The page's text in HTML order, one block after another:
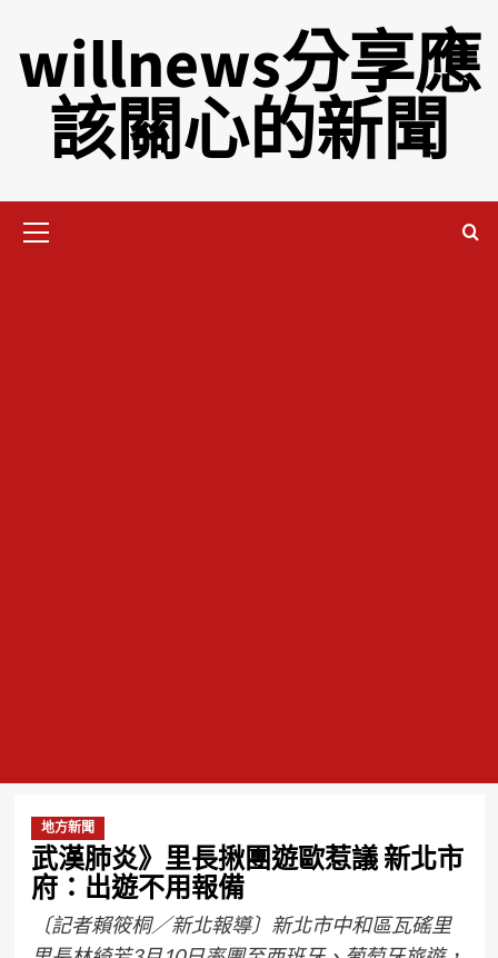
willnews分享應
該關心的新聞
地方新聞
武漢肺炎》里長揪團遊歐惹議 新北市
府：出遊不用報備
〔記者賴筱桐／新北報導〕新北市中和區瓦磘里